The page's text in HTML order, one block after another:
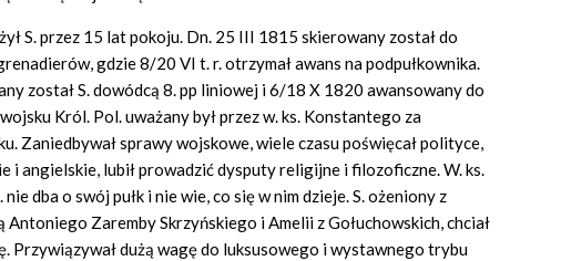
S. przez 15 lat pokoju. Dn. 25 III 1815 skierowany został do
gdzie 8/20 VI t. r. otrzymał awans na podpułkownika.
został S. dowódcą 8. pp liniowej i 6/18 X 1820 awansowany do
Król. Pol. uważany był przez w. ks. Konstantego za
Zaniedbywał sprawy wojskowe, wiele czasu poświęcał polityce,
i angielskie, lubił prowadzić dysputy religijne i filozoficzne. W. ks.
nie dba o swój pułk i nie wie, co się w nim dzieje. S. ożeniony z
Antoniego Zaremby Skrzyńskiego i Amelii z Gołuchowskich, chciał
Przywiązywał dużą wagę do luksusowego i wystawnego trybu